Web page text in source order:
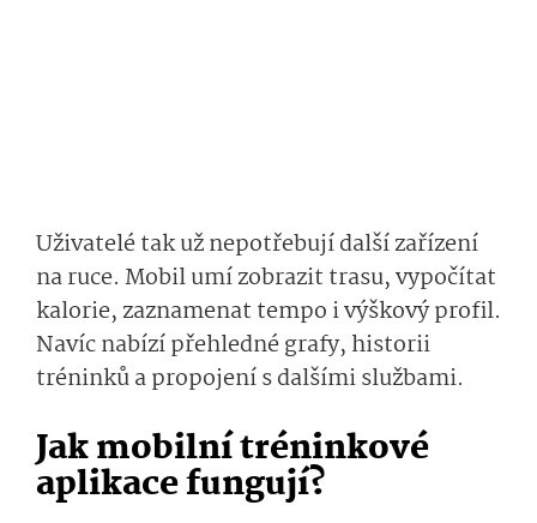
Uživatelé tak už nepotřebují další zařízení
na ruce. Mobil umí zobrazit trasu, vypočítat
kalorie, zaznamenat tempo i výškový profil.
Navíc nabízí přehledné grafy, historii
tréninků a propojení s dalšími službami.
Jak mobilní tréninkové
aplikace fungují?